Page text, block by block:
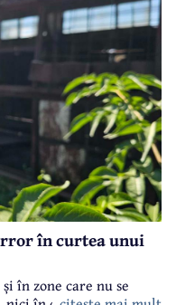
în curtea unui
în zone care nu se